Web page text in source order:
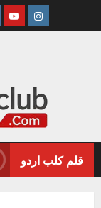
YoutubeInstagram
قلم کلب اردو